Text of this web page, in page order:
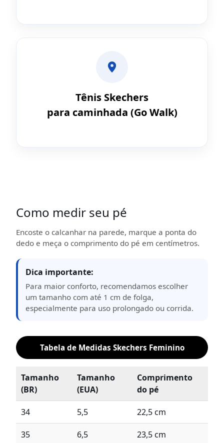
Tênis Skechers
para caminhada (Go Walk)
Como medir seu pé
Encoste o calcanhar na parede, marque a ponta do
dedo e meça o comprimento do pé em centímetros.
Dica importante:
Para maior conforto, recomendamos escolher
um tamanho com até 1 cm de folga,
especialmente para uso prolongado ou corrida.
Tabela de Medidas Skechers Feminino
Tamanho
(BR)
Tamanho
(EUA)
Comprimento
do pé
34 5,5 22,5 cm
35 6,5 23,5 cm